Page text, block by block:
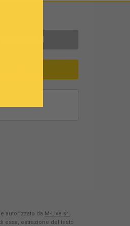
autorizzato da M-Live srl
essa, estrazione del testo